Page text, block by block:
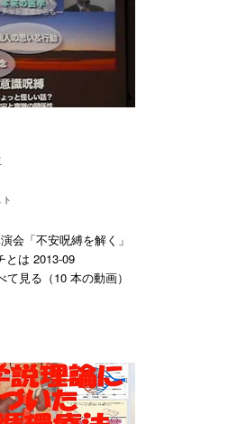
会「不安呪縛を解く」
とは 2013-09
見る（10 本の動画）